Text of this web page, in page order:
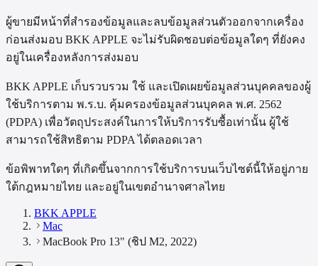
ผู้ขายมีหน้าที่สำรองข้อมูลและลบข้อมูลส่วนตัวออกจากเครื่อง
ก่อนส่งมอบ BKK APPLE จะไม่รับผิดชอบต่อข้อมูลใดๆ ที่ยังคง
อยู่ในเครื่องหลังการส่งมอบ
BKK APPLE เก็บรวบรวม ใช้ และเปิดเผยข้อมูลส่วนบุคคลของผู้
ใช้บริการตาม พ.ร.บ. คุ้มครองข้อมูลส่วนบุคคล พ.ศ. 2562
(PDPA) เพื่อวัตถุประสงค์ในการให้บริการรับซื้อเท่านั้น ผู้ใช้
สามารถใช้สิทธิตาม PDPA ได้ตลอดเวลา
ข้อพิพาทใดๆ ที่เกิดขึ้นจากการใช้บริการบนเว็บไซต์นี้ให้อยู่ภาย
ใต้กฎหมายไทย และอยู่ในเขตอำนาจศาลไทย
BKK APPLE
Mac
MacBook Pro 13" (ชิป M2, 2022)